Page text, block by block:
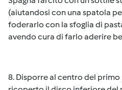
(aiutandosi con una spatola
foderarlo con la sfoglia di
avendo cura di farlo aderire
8. Disporre al centro del primo